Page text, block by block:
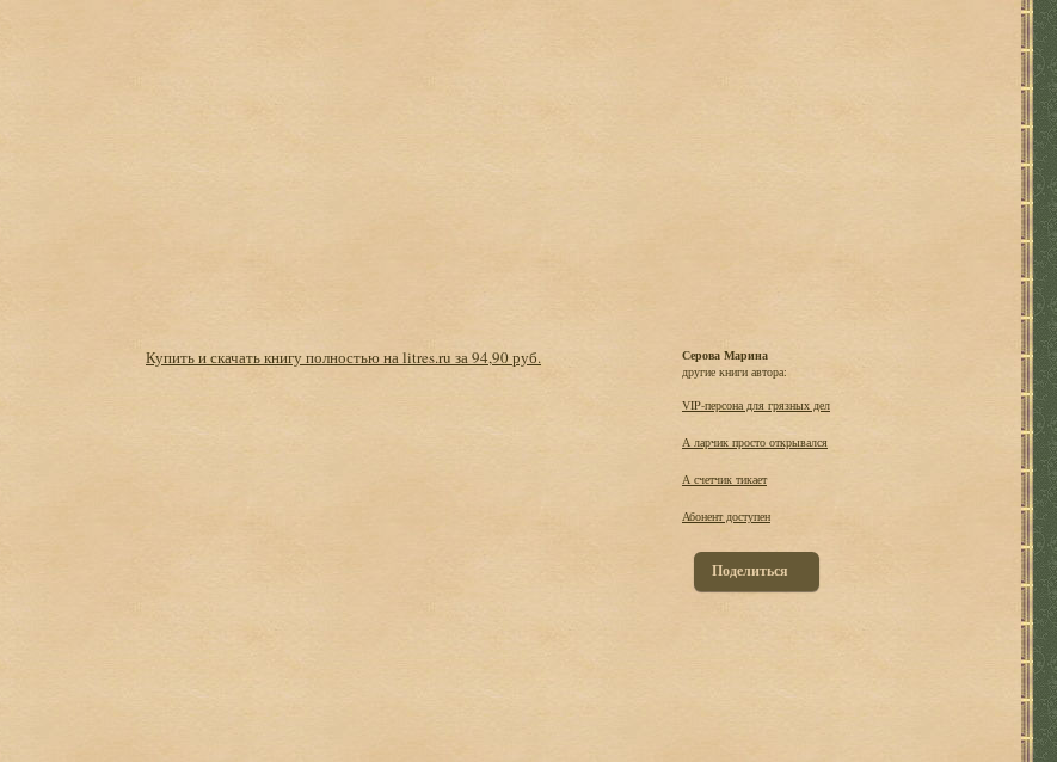
Купить и скачать книгу полностью на litres.ru за 94,90 руб.
Серова Марина
другие книги автора:
VIP-персона для грязных дел
А ларчик просто открывался
А счетчик тикает
Абонент доступен
Поделиться